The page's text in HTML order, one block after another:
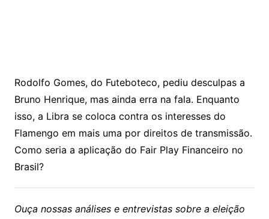
Rodolfo Gomes, do Futeboteco, pediu desculpas a
Bruno Henrique, mas ainda erra na fala. Enquanto
isso, a Libra se coloca contra os interesses do
Flamengo em mais uma por direitos de transmissão.
Como seria a aplicação do Fair Play Financeiro no
Brasil?
Ouça nossas análises e entrevistas sobre a eleição